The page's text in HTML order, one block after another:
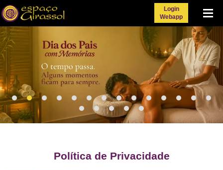
Login
Webapp
Menu
Política de Privacidade